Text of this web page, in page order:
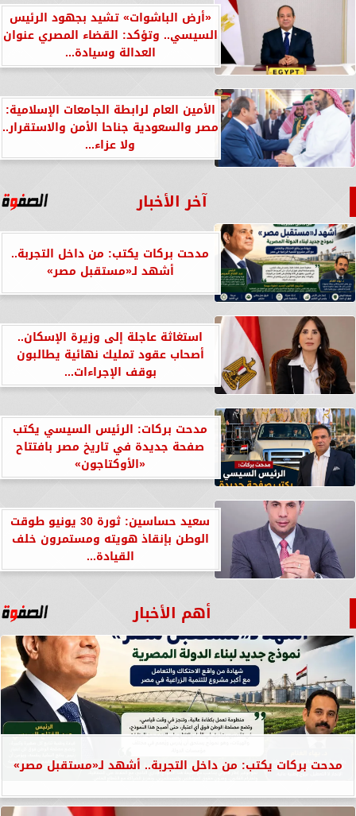
«أرض الباشوات» تشيد بجهود الرئيس
السيسي.. وتؤكد: القضاء المصري عنوان
العدالة وسيادة...
الأمين العام لرابطة الجامعات الإسلامية:
مصر والسعودية جناحا الأمن والاستقرار..
ولا عزاء...
آخر الأخبار
مدحت بركات يكتب: من داخل التجربة..
أشهد لـ«مستقبل مصر»
استغاثة عاجلة إلى وزيرة الإسكان..
أصحاب عقود تمليك نهائية يطالبون
بوقف الإجراءات...
مدحت بركات: الرئيس السيسي يكتب
صفحة جديدة في تاريخ مصر بافتتاح
«الأوكتاجون»
سعيد حساسين: ثورة 30 يونيو طوقت
الوطن بإنقاذ هويته ومستمرون خلف
القيادة...
أهم الأخبار
مدحت بركات يكتب: من داخل التجربة.. أشهد لـ«مستقبل مصر»